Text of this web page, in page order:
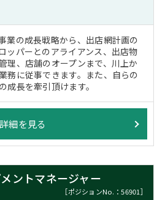
業の成長戦略から、出店網計画の
ッパーとのアライアンス、出店物
理、店舗のオープンまで、川上か
務に従事できます。また、自らの
成長を牽引頂けます。
詳細を見る
ントマネージャー
［ポジションNo.：56901］